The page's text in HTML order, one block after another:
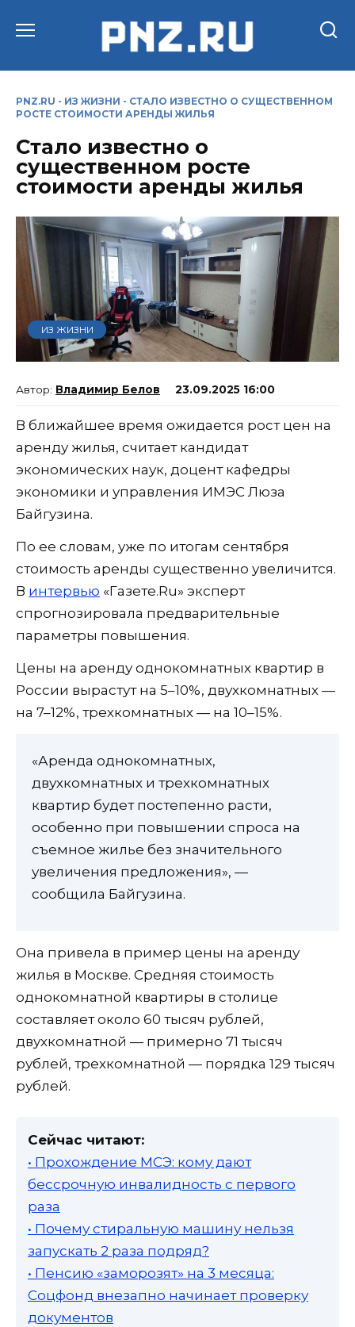
PNZ.RU - ИЗ ЖИЗНИ - СТАЛО ИЗВЕСТНО О СУЩЕСТВЕННОМ
РОСТЕ СТОИМОСТИ АРЕНДЫ ЖИЛЬЯ
Стало известно о
существенном росте
стоимости аренды жилья
ИЗ ЖИЗНИ
Владимир Белов 23.09.2025 16:00
В ближайшее время ожидается рост цен на
аренду жилья, считает кандидат
экономических наук, доцент кафедры
экономики и управления ИМЭС Люза
Байгузина.
По ее словам, уже по итогам сентября
стоимость аренды существенно увеличится.
В интервью «Газете.Ru» эксперт
спрогнозировала предварительные
параметры повышения.
Цены на аренду однокомнатных квартир в
России вырастут на 5–10%, двухкомнатных —
на 7–12%, трехкомнатных — на 10–15%.
«Аренда однокомнатных,
двухкомнатных и трехкомнатных
квартир будет постепенно расти,
особенно при повышении спроса на
съемное жилье без значительного
увеличения предложения», —
сообщила Байгузина.
Она привела в пример цены на аренду
жилья в Москве. Средняя стоимость
однокомнатной квартиры в столице
составляет около 60 тысяч рублей,
двухкомнатной — примерно 71 тысяч
рублей, трехкомнатной — порядка 129 тысяч
рублей.
Сейчас читают:
• Прохождение МСЭ: кому дают
бессрочную инвалидность с первого
раза
• Почему стиральную машину нельзя
запускать 2 раза подряд?
• Пенсию «заморозят» на 3 месяца:
Соцфонд внезапно начинает проверку
документов